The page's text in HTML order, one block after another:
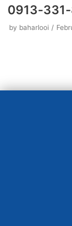
by baharlooi